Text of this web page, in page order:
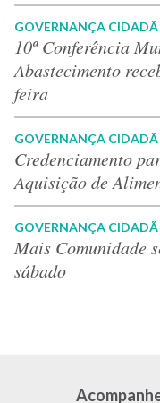
GOVERNANÇA CIDADÃ
10ª Conferência
Abastecimento
feira
GOVERNANÇA CIDADÃ
Credenciamento
Aquisição de
GOVERNANÇA CIDADÃ
Mais Comunidade
sábado